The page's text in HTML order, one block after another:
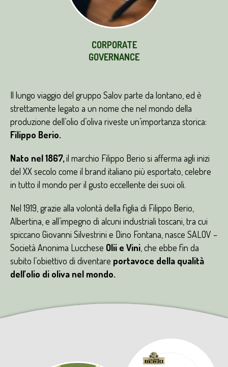
CORPORATE
GOVERNANCE
Il lungo viaggio del gruppo Salov parte da lontano, ed è
strettamente legato a un nome che nel mondo della
produzione dell’olio d’oliva riveste un’importanza storica:
Filippo Berio.
Nato nel 1867,il marchio Filippo Berio si afferma agli inizi
del XX secolo come il brand italiano più esportato, celebre
in tutto il mondo per il gusto eccellente dei suoi oli.
Nel 1919, grazie alla volontà della figlia di Filippo Berio,
Albertina, e all’impegno di alcuni industriali toscani, tra cui
spiccano Giovanni Silvestrini e Dino Fontana, nasce SALOV –
Società Anonima Lucchese Olii e Vini , che ebbe fin da
subito l’obiettivo di diventare portavoce della qualità
dell’olio di oliva nel mondo.